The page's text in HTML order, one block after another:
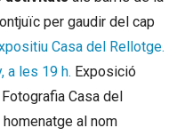
per gaudir del cap
Casa del Rellotge.
a les 19 h. Exposició
Casa del
homenatge al nom